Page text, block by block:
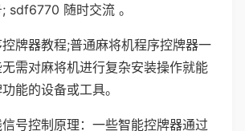
sdf6770 随时交流 。
牌器教程;普通麻将机程序控牌器一
需对麻将机进行复杂安装操作就能
能的设备或工具。
号控制原理：一些智能控牌器通过